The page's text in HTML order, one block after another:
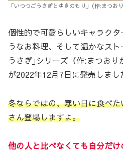
｢いつつごうさぎとゆきのもり｣（作:まつお
個性的で可愛らしいキャラク
うなお料理、そして温かなス
うさぎ｣シリーズ（作:まつお
が2022年12月7日に発売しまし
冬ならではの、寒い日に食べ
さん登場しますよ。
他の人と比べなくても自分だ